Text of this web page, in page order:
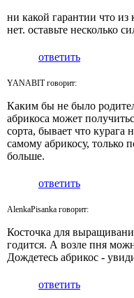
ни какой гарантии что из
нет. оставьте несколько
ответить
YANABIT говорит:
Каким бы не было
абрикоса может
сорта, бывает что курага
самому абрикосу, только
больше.
ответить
AlenkaPisanka говорит:
Косточка для
годится. А возле пня
Дождетесь абрикос -
ответить